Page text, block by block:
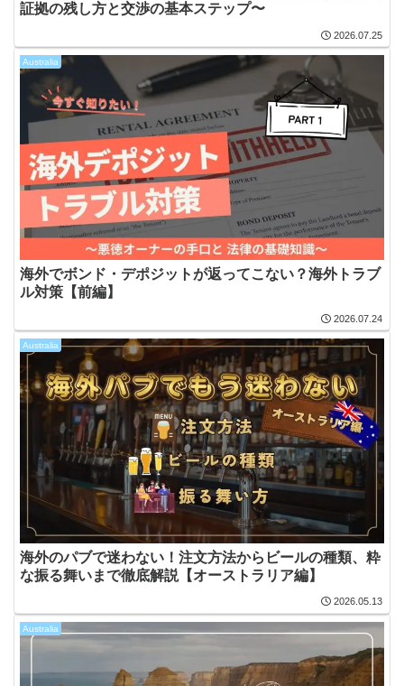
証拠の残し方と交渉の基本ステップ〜
2026.07.25
Australia
海外でボンド・デポジットが返ってこない？海外トラブ
ル対策【前編】
2026.07.24
Australia
海外のパブで迷わない！注文方法からビールの種類、粋
な振る舞いまで徹底解説【オーストラリア編】
2026.05.13
Australia